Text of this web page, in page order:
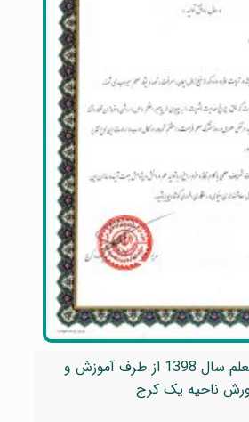
تقدیرنامه روز معلم سال 1398 از طرف آموزش و
ناحیه یک کرج